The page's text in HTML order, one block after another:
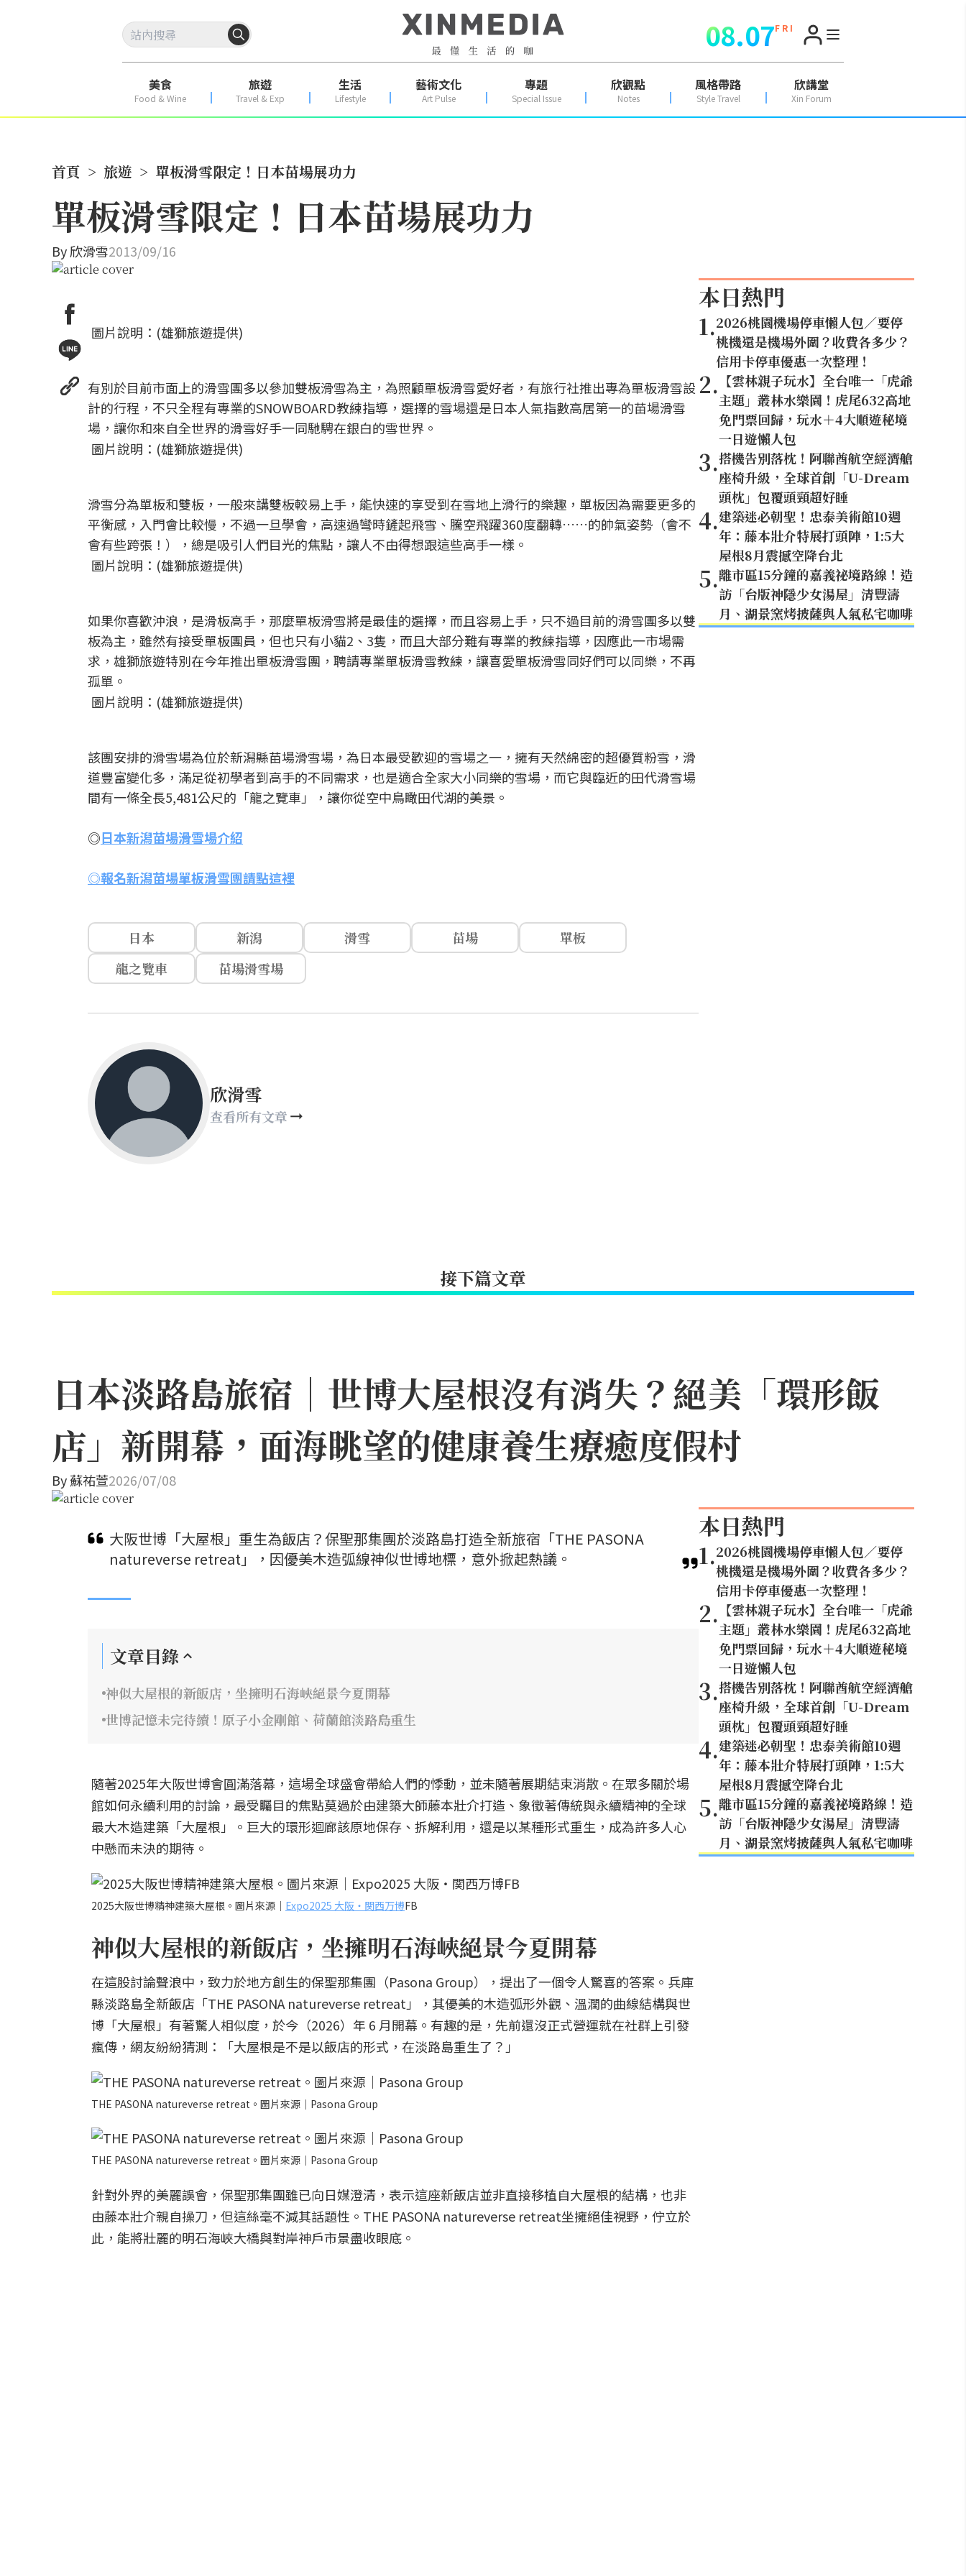
08.07F R I
美食
Food & Wine
旅遊
Travel & Exp
生活
Lifestyle
藝術文化
Art Pulse
專題
Special Issue
欣觀點
Notes
風格帶路
Style Travel
欣講堂
Xin Forum
首頁 > 旅遊 > 單板滑雪限定！日本苗場展功力
單板滑雪限定！日本苗場展功力
By欣滑雪2013/09/16
圖片說明：(雄獅旅遊提供)
有別於目前市面上的滑雪團多以參加雙板滑雪為主，為照顧單板滑雪愛好者，有旅行社推出專為單板滑雪設
計的行程，不只全程有專業的SNOWBOARD教練指導，選擇的雪場還是日本人氣指數高居第一的苗場滑雪
場，讓你和來自全世界的滑雪好手一同馳騁在銀白的雪世界。
圖片說明：(雄獅旅遊提供)
滑雪分為單板和雙板，一般來講雙板較易上手，能快速的享受到在雪地上滑行的樂趣，單板因為需要更多的
平衡感，入門會比較慢，不過一旦學會，高速過彎時鏟起飛雪、騰空飛躍360度翻轉……的帥氣姿勢（會不
會有些跨張！），總是吸引人們目光的焦點，讓人不由得想跟這些高手一樣。
圖片說明：(雄獅旅遊提供)
如果你喜歡沖浪，是滑板高手，那麼單板滑雪將是最佳的選擇，而且容易上手，只不過目前的滑雪團多以雙
板為主，雖然有接受單板團員，但也只有小貓2、3隻，而且大部分難有專業的教練指導，因應此一市場需
求，雄獅旅遊特別在今年推出單板滑雪團，聘請專業單板滑雪教練，讓喜愛單板滑雪同好們可以同樂，不再
孤單。
圖片說明：(雄獅旅遊提供)
該團安排的滑雪場為位於新潟縣苗場滑雪場，為日本最受歡迎的雪場之一，擁有天然綿密的超優質粉雪，滑
道豐富變化多，滿足從初學者到高手的不同需求，也是適合全家大小同樂的雪場，而它與臨近的田代滑雪場
間有一條全長5,481公尺的「龍之覽車」，讓你從空中鳥瞰田代湖的美景。
◎日本新潟苗場滑雪場介紹
◎報名新潟苗場單板滑雪團請點這裡
日本 新潟 滑雪 苗場
單板
龍之覽車
苗場滑雪場
欣滑雪
查看所有文章
本日熱門
1.2026桃園機場停車懶人包／要停
桃機還是機場外圍？收費各多少？
信用卡停車優惠一次整理！
2. 【雲林親子玩水】全台唯一「虎爺
主題」叢林水樂園！虎尾632高地
免門票回歸，玩水＋4大順遊秘境
一日遊懶人包
3.搭機告別落枕！阿聯酋航空經濟艙
座椅升級，全球首創「U-Dream
頭枕」包覆頭頸超好睡
4.建築迷必朝聖！忠泰美術館10週
年：藤本壯介特展打頭陣，1:5大
屋根8月震撼空降台北
5.離市區15分鐘的嘉義祕境路線！造
訪「台版神隱少女湯屋」清豐濤
月、湖景窯烤披薩與人氣私宅咖啡
接下篇文章
日本淡路島旅宿｜世博大屋根沒有消失？絕美「環形飯
店」新開幕，面海眺望的健康養生療癒度假村
By蘇祐萱2026/07/08
大阪世博「大屋根」重生為飯店？保聖那集團於淡路島打造全新旅宿「THE PASONA
natureverse retreat」，因優美木造弧線神似世博地標，意外掀起熱議。
文章目錄
神似大屋根的新飯店，坐擁明石海峽絕景今夏開幕
世博記憶未完待續！原子小金剛館、荷蘭館淡路島重生
隨著2025年大阪世博會圓滿落幕，這場全球盛會帶給人們的悸動，並未隨著展期結束消散。在眾多關於場
館如何永續利用的討論，最受矚目的焦點莫過於由建築大師藤本壯介打造、象徵著傳統與永續精神的全球
最大木造建築「大屋根」。巨大的環形迴廊該原地保存、拆解利用，還是以某種形式重生，成為許多人心
中懸而未決的期待。
2025大阪世博精神建築大屋根。圖片來源｜ Expo2025 大阪・関西万博FB
神似大屋根的新飯店，坐擁明石海峽絕景今夏開幕
在這股討論聲浪中，致力於地方創生的保聖那集團（Pasona Group），提出了一個令人驚喜的答案。兵庫
縣淡路島全新飯店「THE PASONA natureverse retreat」，其優美的木造弧形外觀、溫潤的曲線結構與世
博「大屋根」有著驚人相似度，於今（2026）年 6 月開幕。有趣的是，先前還沒正式營運就在社群上引發
瘋傳，網友紛紛猜測：「大屋根是不是以飯店的形式，在淡路島重生了？」
THE PASONA natureverse retreat。圖片來源｜Pasona Group
THE PASONA natureverse retreat。圖片來源｜Pasona Group
針對外界的美麗誤會，保聖那集團雖已向日媒澄清，表示這座新飯店並非直接移植自大屋根的結構，也非
由藤本壯介親自操刀，但這絲毫不減其話題性。THE PASONA natureverse retreat坐擁絕佳視野，佇立於
此，能將壯麗的明石海峽大橋與對岸神戶市景盡收眼底。
本日熱門
1.2026桃園機場停車懶人包／要停
桃機還是機場外圍？收費各多少？
信用卡停車優惠一次整理！
2. 【雲林親子玩水】全台唯一「虎爺
主題」叢林水樂園！虎尾632高地
免門票回歸，玩水＋4大順遊秘境
一日遊懶人包
3.搭機告別落枕！阿聯酋航空經濟艙
座椅升級，全球首創「U-Dream
頭枕」包覆頭頸超好睡
4.建築迷必朝聖！忠泰美術館10週
年：藤本壯介特展打頭陣，1:5大
屋根8月震撼空降台北
5.離市區15分鐘的嘉義祕境路線！造
訪「台版神隱少女湯屋」清豐濤
月、湖景窯烤披薩與人氣私宅咖啡